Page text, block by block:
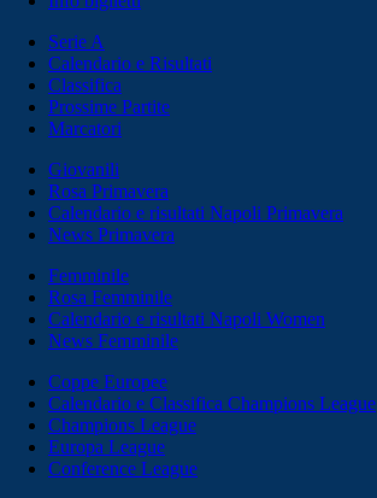
Serie A
Calendario e Risultati
Classifica
Prossime Partite
Marcatori
Giovanili
Rosa Primavera
Calendario e risultati Napoli Primavera
News Primavera
Femminile
Rosa Femminile
Calendario e risultati Napoli Women
News Femminile
Coppe Europee
Calendario e Classifica Champions League
Champions League
Europa League
Conference League